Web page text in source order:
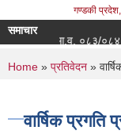
गण्डकी
समाचार
शाखाको आ.व. ०८३/०८४ मा
You are
Home » प्रतिवेदन »
वार्षिक प्रगति